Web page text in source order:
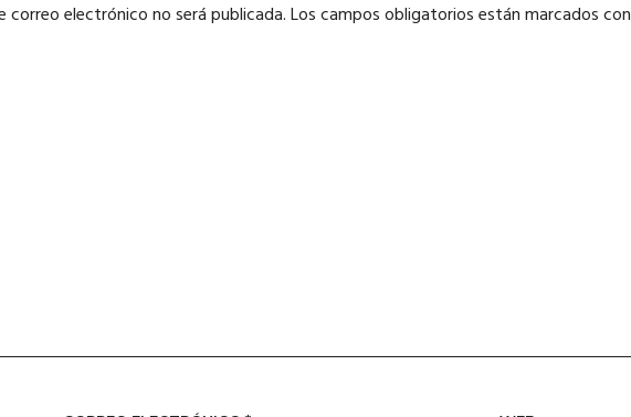
correo electrónico no será publicada.Los campos obligatorios están marcados con